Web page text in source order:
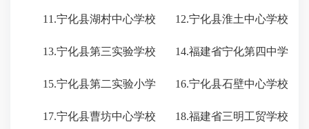
11.宁化县湖村中心学校 12.宁化县淮土中心学校
13.宁化县第三实验学校 14.福建省宁化第四中学
15.宁化县第二实验小学 16.宁化县石壁中心学校
17.宁化县曹坊中心学校 18.福建省三明工贸学校